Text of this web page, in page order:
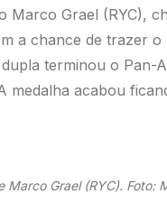
Marco Grael (RYC),
a chance de trazer
terminou o Pan-
medalha acabou
Marco Grael (RYC). Foto: